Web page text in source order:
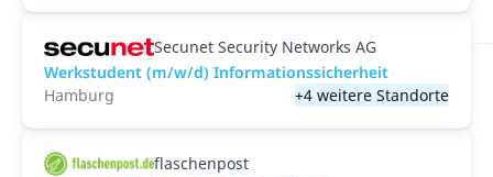
Secunet Security Networks AG
Werkstudent (m/w/d) Informationssicherheit
Hamburg
+4 weitere Standorte
flaschenpost